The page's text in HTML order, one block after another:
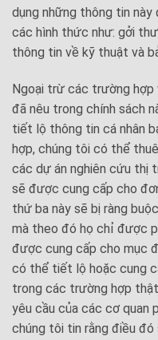
dụng những thông tin
các hình thức như: gởi
thông tin về kỹ thuật và
Ngoại trừ các trường hợp
đã nêu trong chính sách
tiết lộ thông tin cá nhân
hợp, chúng tôi có thể
các dự án nghiên cứu thị
sẽ được cung cấp cho
thứ ba này sẽ bị ràng
mà theo đó họ chỉ được
được cung cấp cho mục
có thể tiết lộ hoặc cung
trong các trường hợp
yêu cầu của các cơ quan
chúng tôi tin rằng điều